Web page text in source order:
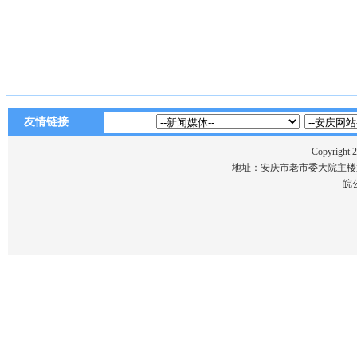
友情链接
Copyright
地址：安庆市老市委大院主楼
皖